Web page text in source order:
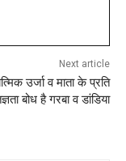
Next article
उर्जा व माता के प्रति
बोध है गरबा व डांडिया